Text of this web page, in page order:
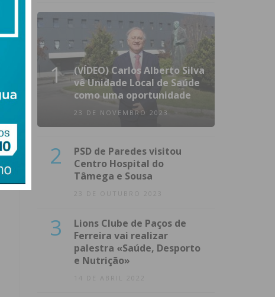
1
(VÍDEO) Carlos Alberto Silva
vê Unidade Local de Saúde
como uma oportunidade
23 DE NOVEMBRO 2023
2
PSD de Paredes visitou
Centro Hospital do
Tâmega e Sousa
23 DE OUTUBRO 2023
3
Lions Clube de Paços de
Ferreira vai realizar
palestra «Saúde, Desporto
e Nutrição»
14 DE ABRIL 2022